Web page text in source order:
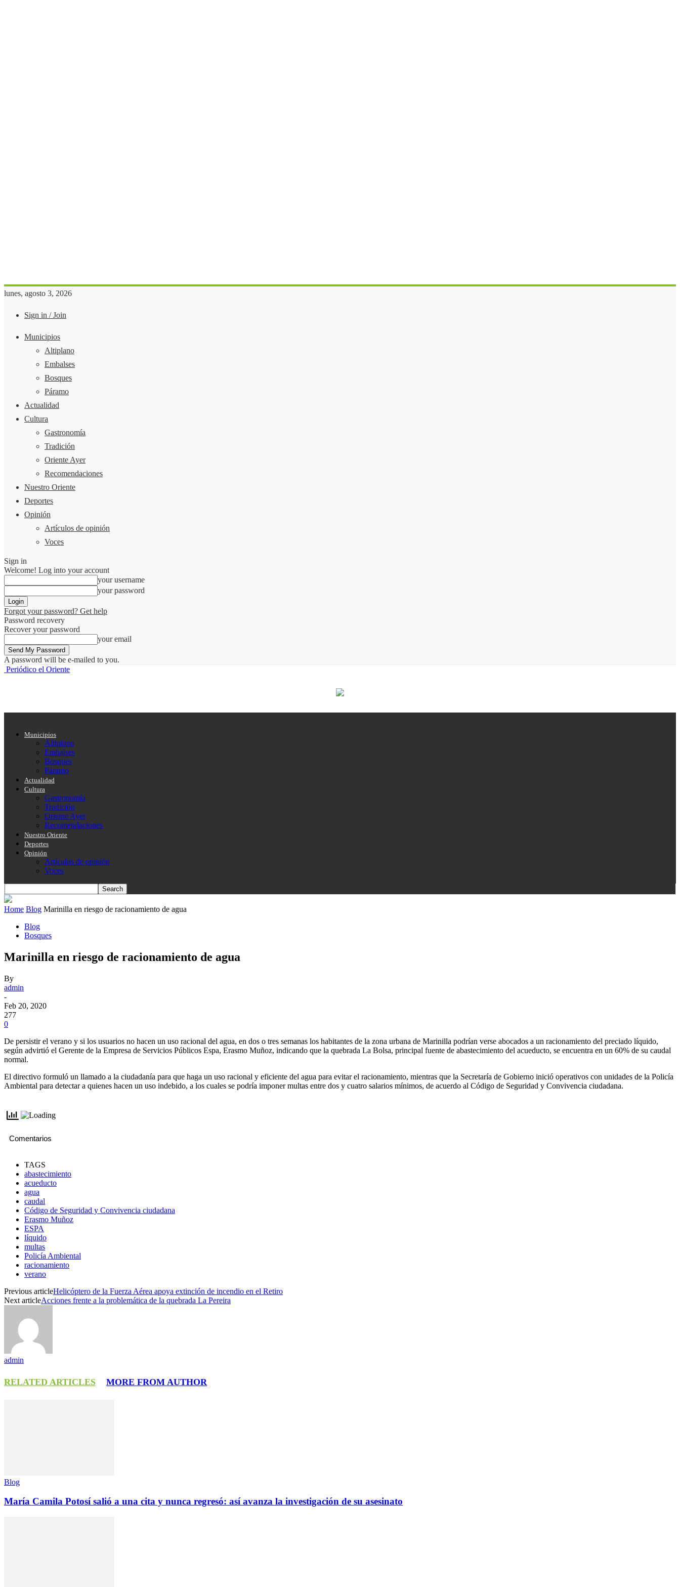
lunes, agosto 3, 2026
Sign in / Join
Municipios
Altiplano
Embalses
Bosques
Páramo
Actualidad
Cultura
Gastronomía
Tradición
Oriente Ayer
Recomendaciones
Nuestro Oriente
Deportes
Opinión
Artículos de opinión
Voces
Sign in
Welcome! Log into your account
your username
your password
Forgot your password? Get help
Password recovery
Recover your password
your email
A password will be e-mailed to you.
Periódico el Oriente
Municipios
Altiplano
Embalses
Bosques
Páramo
Actualidad
Cultura
Gastronomía
Tradición
Oriente Ayer
Recomendaciones
Nuestro Oriente
Deportes
Opinión
Artículos de opinión
Voces
Home Blog Marinilla en riesgo de racionamiento de agua
Blog
Bosques
Marinilla en riesgo de racionamiento de agua
By
admin
-
Feb 20, 2020
277
0
De persistir el verano y si los usuarios no hacen un uso racional del agua, en dos o tres semanas los habitantes de la zona urbana de Marinilla podrían verse abocados a un racionamiento del preciado líquido,
según advirtió el Gerente de la Empresa de Servicios Públicos Espa, Erasmo Muñoz, indicando que la quebrada La Bolsa, principal fuente de abastecimiento del acueducto, se encuentra en un 60% de su caudal
normal.
El directivo formuló un llamado a la ciudadanía para que haga un uso racional y eficiente del agua para evitar el racionamiento, mientras que la Secretaría de Gobierno inició operativos con unidades de la Policía
Ambiental para detectar a quienes hacen un uso indebido, a los cuales se podría imponer multas entre dos y cuatro salarios mínimos, de acuerdo al Código de Seguridad y Convivencia ciudadana.
Comentarios
TAGS
abastecimiento
acueducto
agua
caudal
Código de Seguridad y Convivencia ciudadana
Erasmo Muñoz
ESPA
líquido
multas
Policía Ambiental
racionamiento
verano
Previous articleHelicóptero de la Fuerza Aérea apoya extinción de incendio en el Retiro
Next articleAcciones frente a la problemática de la quebrada La Pereira
admin
RELATED ARTICLES MORE FROM AUTHOR
Blog
María Camila Potosí salió a una cita y nunca regresó: así avanza la investigación de su asesinato